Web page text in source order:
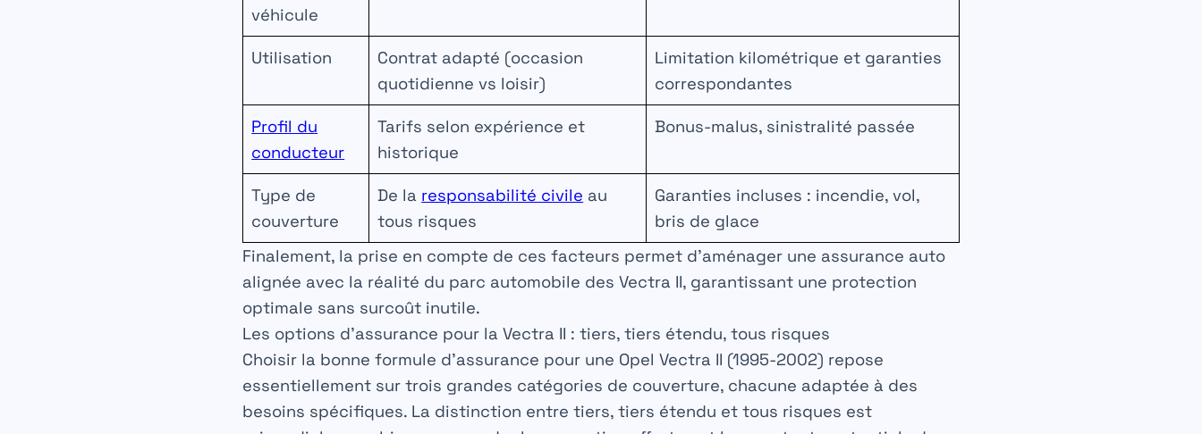
véhicule
Utilisation
Contrat adapté (occasion
quotidienne vs loisir)
Limitation kilométrique et garanties
correspondantes
Profil du
conducteur
Tarifs selon expérience et
historique
Bonus-malus, sinistralité passée
Type de
couverture
De la responsabilité civile au
tous risques
Garanties incluses : incendie, vol,
bris de glace
Finalement, la prise en compte de ces facteurs permet d’aménager une assurance auto
alignée avec la réalité du parc automobile des Vectra II, garantissant une protection
optimale sans surcoût inutile.
Les options d’assurance pour la Vectra II : tiers, tiers étendu, tous risques
Choisir la bonne formule d’assurance pour une Opel Vectra II (1995-2002) repose
essentiellement sur trois grandes catégories de couverture, chacune adaptée à des
besoins spécifiques. La distinction entre tiers, tiers étendu et tous risques est